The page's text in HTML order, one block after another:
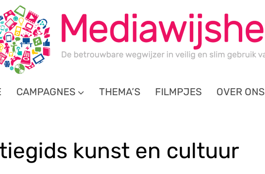
CAMPAGNES THEMA’S FILMPJES OVER ONS
kunst en cultuur